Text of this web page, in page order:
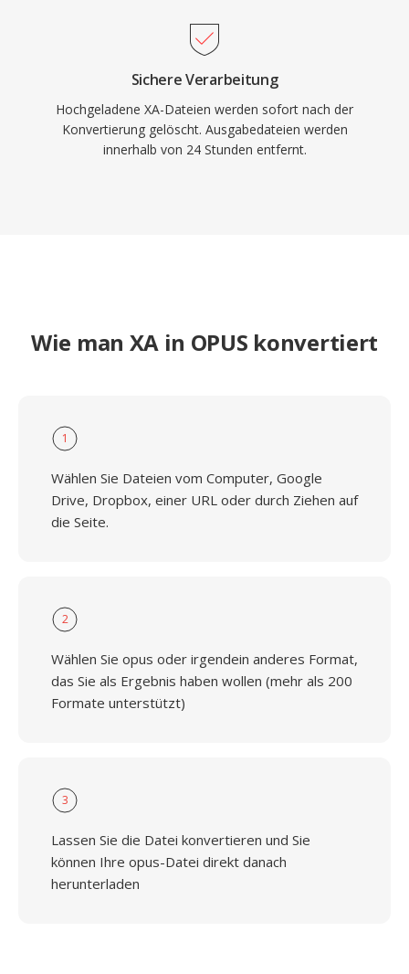
Sichere Verarbeitung
Hochgeladene XA-Dateien werden sofort nach der
Konvertierung gelöscht. Ausgabedateien werden
innerhalb von 24 Stunden entfernt.
Wie man XA in OPUS konvertiert
1
Wählen Sie Dateien vom Computer, Google
Drive, Dropbox, einer URL oder durch Ziehen auf
die Seite.
2
Wählen Sie opus oder irgendein anderes Format,
das Sie als Ergebnis haben wollen (mehr als 200
Formate unterstützt)
3
Lassen Sie die Datei konvertieren und Sie
können Ihre opus-Datei direkt danach
herunterladen